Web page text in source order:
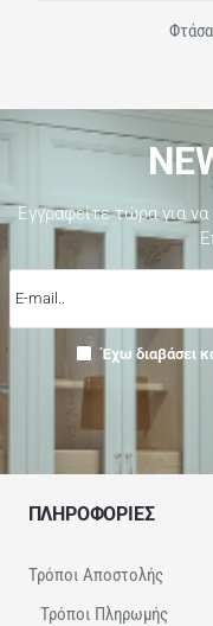
Εγγραφείτε τώρα για
E-
mail..
Έχω διαβάσει
ΠΛΗΡΟΦΟΡΙΕΣ
Τρόποι Αποστολής
Τρόποι Πληρωμής